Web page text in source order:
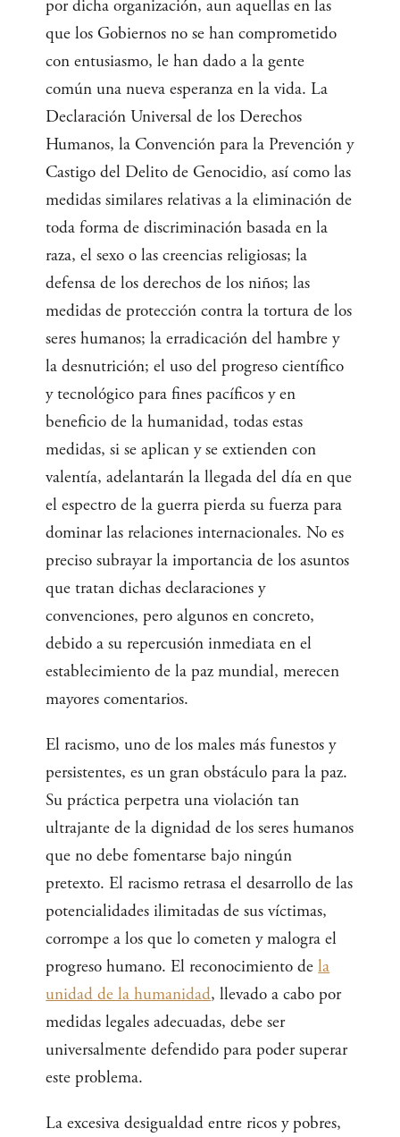
por dicha organización, aun aquellas en las
que los Gobiernos no se han comprometido
con entusiasmo, le han dado a la gente
común una nueva esperanza en la vida. La
Declaración Universal de los Derechos
Humanos, la Convención para la Prevención y
Castigo del Delito de Genocidio, así como las
medidas similares relativas a la eliminación de
toda forma de discriminación basada en la
raza, el sexo o las creencias religiosas; la
defensa de los derechos de los niños; las
medidas de protección contra la tortura de los
seres humanos; la erradicación del hambre y
la desnutrición; el uso del progreso científico
y tecnológico para fines pacíficos y en
beneficio de la humanidad, todas estas
medidas, si se aplican y se extienden con
valentía, adelantarán la llegada del día en que
el espectro de la guerra pierda su fuerza para
dominar las relaciones internacionales. No es
preciso subrayar la importancia de los asuntos
que tratan dichas declaraciones y
convenciones, pero algunos en concreto,
debido a su repercusión inmediata en el
establecimiento de la paz mundial, merecen
mayores comentarios.
El racismo, uno de los males más funestos y
persistentes, es un gran obstáculo para la paz.
Su práctica perpetra una violación tan
ultrajante de la dignidad de los seres humanos
que no debe fomentarse bajo ningún
pretexto. El racismo retrasa el desarrollo de las
potencialidades ilimitadas de sus víctimas,
corrompe a los que lo cometen y malogra el
progreso humano. El reconocimiento dela
unidad de la humanidad, llevado a cabo por
medidas legales adecuadas, debe ser
universalmente defendido para poder superar
este problema.
La excesiva desigualdad entre ricos y pobres,